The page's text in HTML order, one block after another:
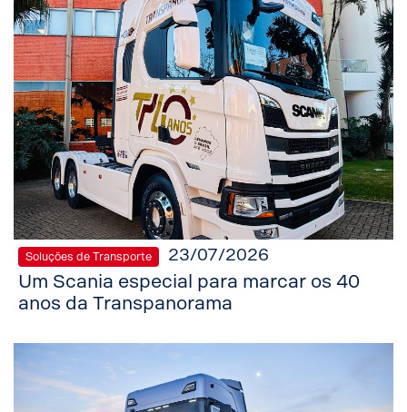
Soluções de Transporte 23/07/2026
Um Scania especial para marcar os 40
anos da Transpanorama